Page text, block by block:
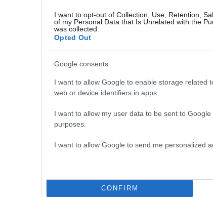
I want to opt-out of Collection, Use, Retention,
of my Personal Data that Is Unrelated with the
was collected.
Opted Out
Google consents
I want to allow Google to enable storage related
web or device identifiers in apps.
I want to allow my user data to be sent to
purposes.
I want to allow Google to send me personalized
CONFIRM